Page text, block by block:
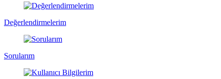
Değerlendirmelerim
Sorularım